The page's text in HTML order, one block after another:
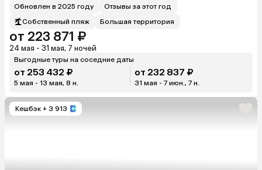
Обновлен в 2025 году
Отзывы за этот год
Собственный пляж
Большая территория
от 223 871 ₽
24 мая - 31 мая, 7 ночей
Выгодные туры на соседние даты
от 253 432 ₽
5 мая - 13 мая, 8 н.
от 232 837 ₽
31 мая - 7 июн., 7 н.
Кешбэк + 3 913